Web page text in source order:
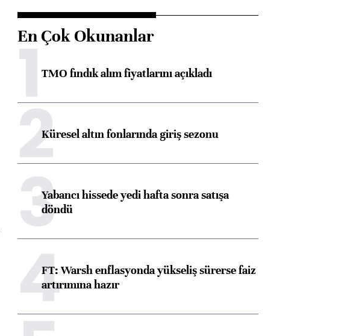
En Çok Okunanlar
1TMO fındık alım fiyatlarını açıkladı
2Küresel altın fonlarında giriş sezonu
3Yabancı hissede yedi hafta sonra satışa
döndü
4FT: Warsh enflasyonda yükseliş sürerse faiz
artırımına hazır